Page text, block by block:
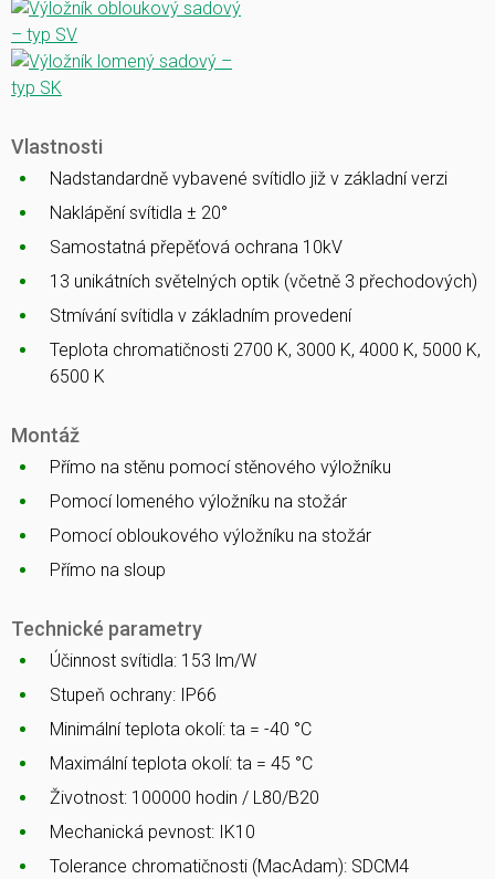
Vlastnosti
Nadstandardně vybavené svítidlo již v základní verzi
Naklápění svítidla ± 20°
Samostatná přepěťová ochrana 10kV
13 unikátních světelných optik (včetně 3 přechodových)
Stmívání svítidla v základním provedení
Teplota chromatičnosti 2700 K, 3000 K, 4000 K, 5000 K,
6500 K
Montáž
Přímo na stěnu pomocí stěnového výložníku
Pomocí lomeného výložníku na stožár
Pomocí obloukového výložníku na stožár
Přímo na sloup
Technické parametry
Účinnost svítidla: 153 lm/W
Stupeň ochrany: IP66
Minimální teplota okolí: ta = -40 °C
Maximální teplota okolí: ta = 45 °C
Životnost: 100000 hodin / L80/B20
Mechanická pevnost: IK10
Tolerance chromatičnosti (MacAdam): SDCM4